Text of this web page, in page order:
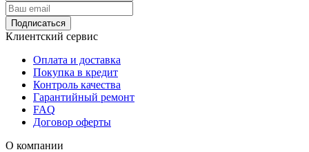
Подписаться
Клиентский сервис
Оплата и доставка
Покупка в кредит
Контроль качества
Гарантийный ремонт
FAQ
Договор оферты
О компании